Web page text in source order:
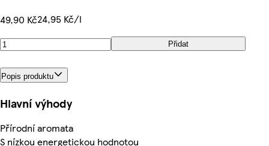
49,90 Kč24,95 Kč/l
Přidat
Popis produktu
Hlavní výhody
Přírodní aromata
S nízkou energetickou hodnotou